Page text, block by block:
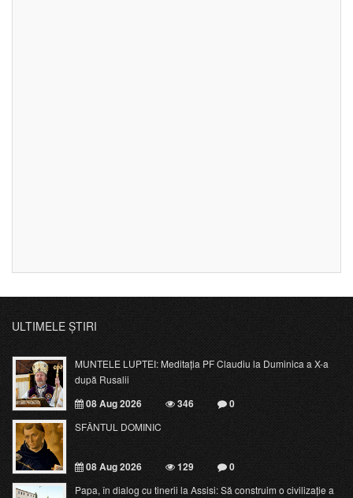
ULTIMELE ȘTIRI
MUNTELE LUPTEI: Meditația PF Claudiu la Duminica a X-a
după Rusalii
08 Aug 2026 346 0
SFÂNTUL DOMINIC
08 Aug 2026 129 0
Papa, în dialog cu tinerii la Assisi: Să construim o civilizație a